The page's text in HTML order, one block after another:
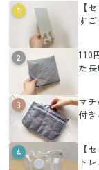
1
【
す
2
110
た
3
マ
付
4
【
ト